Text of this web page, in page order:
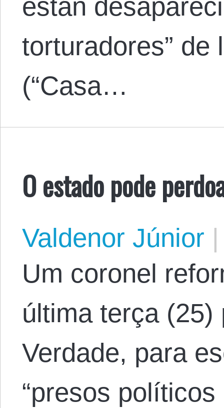
están
torturadores” de
(“Casa…
O estado pode
Valdenor Júnior |
Um coronel
última terça
Verdade, para
“presos